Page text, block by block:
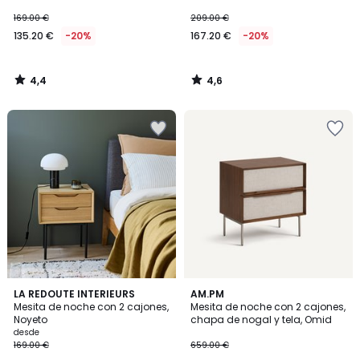
169.00 €
135.20 € -20%
4,4
/
209.00 €
167.20 € -20%
4,6
/
LA REDOUTE INTERIEURS
Mesita de noche con 2 cajones,
Noyeto
desde
169.00 €
3,8
/ 5
2
Colores
AM.PM
Mesita de noche con 2 cajones,
chapa de nogal y tela, Omid
659.00 €
5
/
5